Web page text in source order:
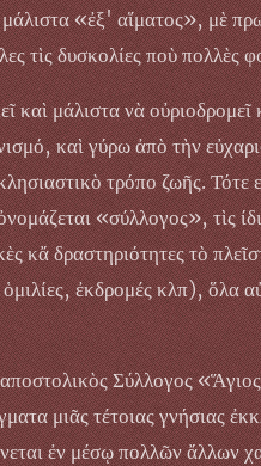
«ἐξ' αἵματος», μὲ
τὶς δυσκολίες ποὺ πολλὲς
καὶ μάλιστα νὰ
καὶ γύρω ἀπὸ τὴν
τρόπο ζωῆς.
«σύλλογος», τὶς
κἄ δραστηριότητες τὸ
ἐκδρομές κλπ), ὅλα
Σύλλογος
μιᾶς τέτοιας γνήσιας
ἐν μέσῳ πολλῶν ἄλλων